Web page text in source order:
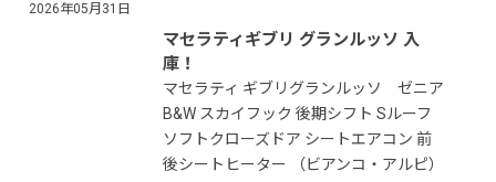
マセラティギブリ グランルッソ 入
庫！
マセラティ ギブリグランルッソ ゼニア
B&W スカイフック 後期シフト Sルーフ
ソフトクローズドア シートエアコン 前
後シートヒーター （ビアンコ・アルピ）
2026年05月31日